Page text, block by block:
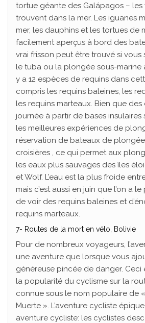
tortue géante des Galápagos – les
trouvent dans la mer. Les iguanes
mer, les dauphins et les tortues de
facilement aperçus à bord des
vrai frisson peut être trouvé si vous
le tuba ou la plongée sous-marine
y a 12 espèces de requins dans
compris les requins baleines, les
les requins marteaux. Bien que des
journée à partir de bases insulaires
les meilleures expériences de
réservation de bateaux de
croisières , ce qui permet aux
les eaux plus sauvages des îles
et Wolf. L’eau est la plus froide
mais c’est aussi en juin que l’on a
de voir des requins baleines et
requins marteaux.
7- Routes de la mort en vélo, Bolivie
Pour de nombreux voyageurs,
une aventure que lorsque vous
généreuse pincée de danger.
la popularité du cyclisme sur la
connue sous le nom populaire de
Muerte ». L’aventure cycliste
aventure cycliste: les cyclistes